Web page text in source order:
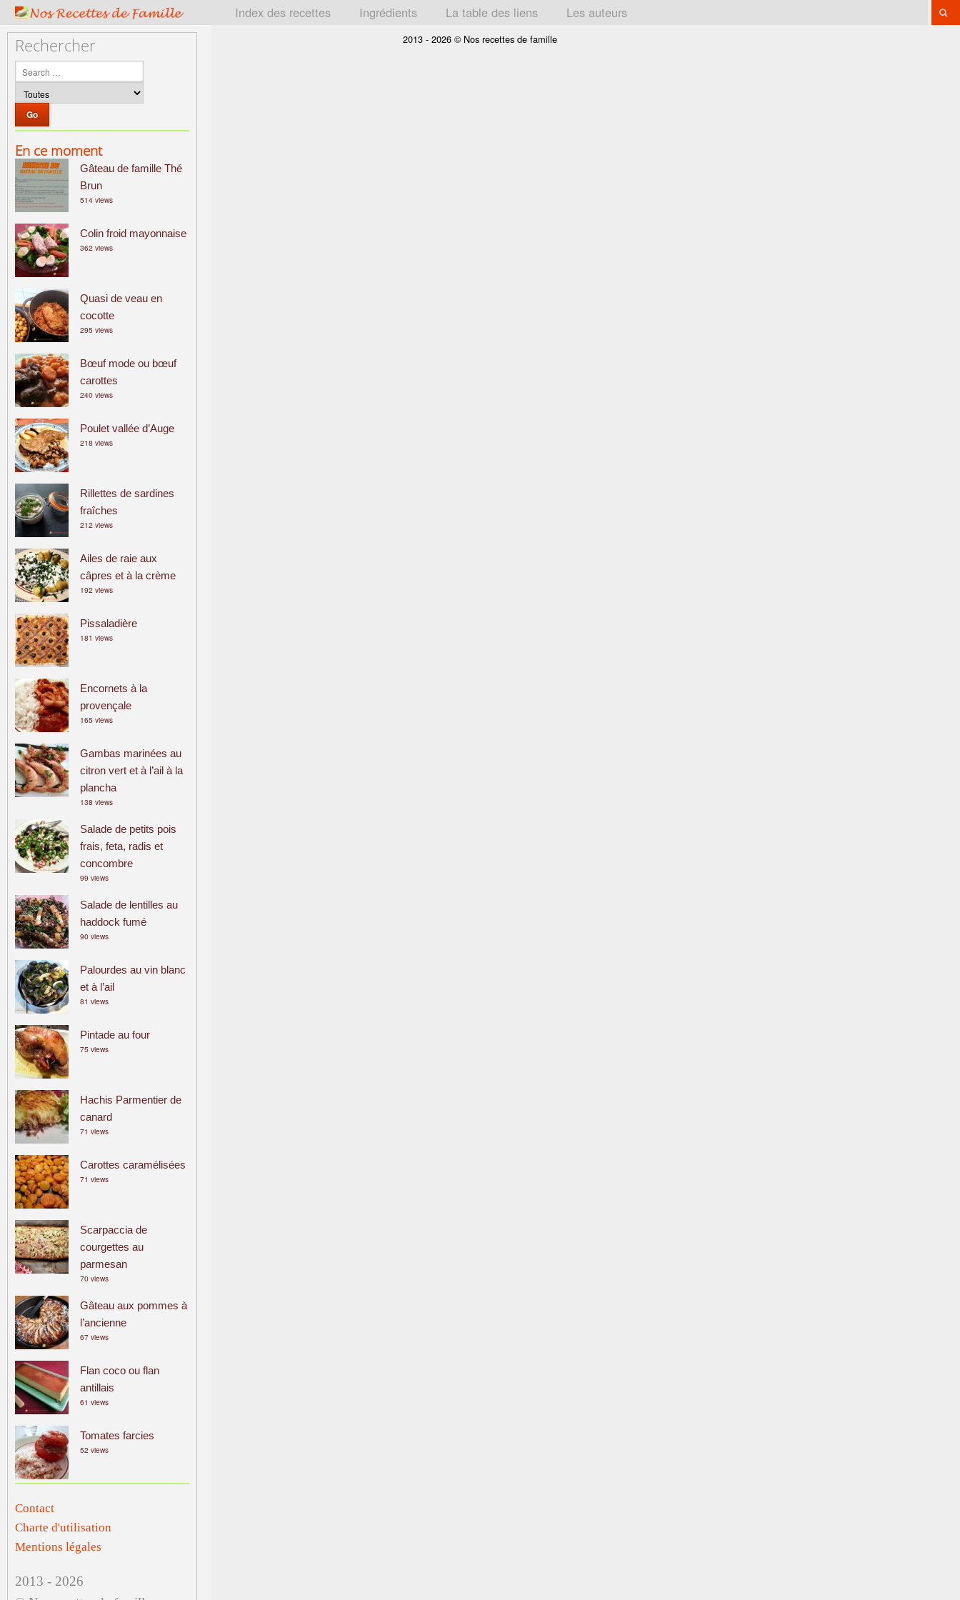
Index des recettes Ingrédients La table des liens Les auteurs
Rechercher
En ce moment
Gâteau de famille Thé
Brun
514 views
Colin froid mayonnaise
362 views
Quasi de veau en
cocotte
295 views
Bœuf mode ou bœuf
carottes
240 views
Poulet vallée d’Auge
218 views
Rillettes de sardines
fraîches
212 views
Ailes de raie aux
câpres et à la crème
192 views
Pissaladière
181 views
Encornets à la
provençale
165 views
Gambas marinées au
citron vert et à l’ail à la
plancha
138 views
Salade de petits pois
frais, feta, radis et
concombre
99 views
Salade de lentilles au
haddock fumé
90 views
Palourdes au vin blanc
et à l’ail
81 views
Pintade au four
75 views
Hachis Parmentier de
canard
71 views
Carottes caramélisées
71 views
Scarpaccia de
courgettes au
parmesan
70 views
Gâteau aux pommes à
l’ancienne
67 views
Flan coco ou flan
antillais
61 views
Tomates farcies
52 views
Contact
Charte d'utilisation
Mentions légales
2013 - 2026
2013 - 2026 © Nos recettes de famille